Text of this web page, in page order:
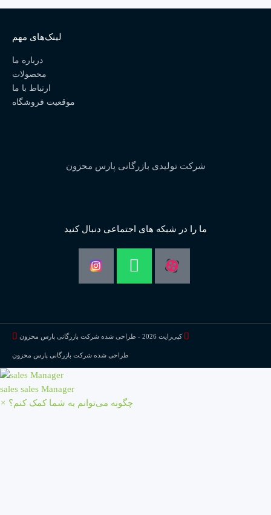
لینک‌های مهم
درباره ما
محصولات
ارتباط با ما
موقعیت فروشگاه
شرکت تولیدی بازرگانی پارس محزون
ما را در شبکه های اجتماعی دنبال کنید
Whatsapp
کپی‌رایت 2026 - طراحی شده شرکت بازرگانی پارس محزون
طراحی شده شرکت بازرگانی پارس محزون
sales sales Manager
× چگونه می‌توانم به شما کمک کنم؟